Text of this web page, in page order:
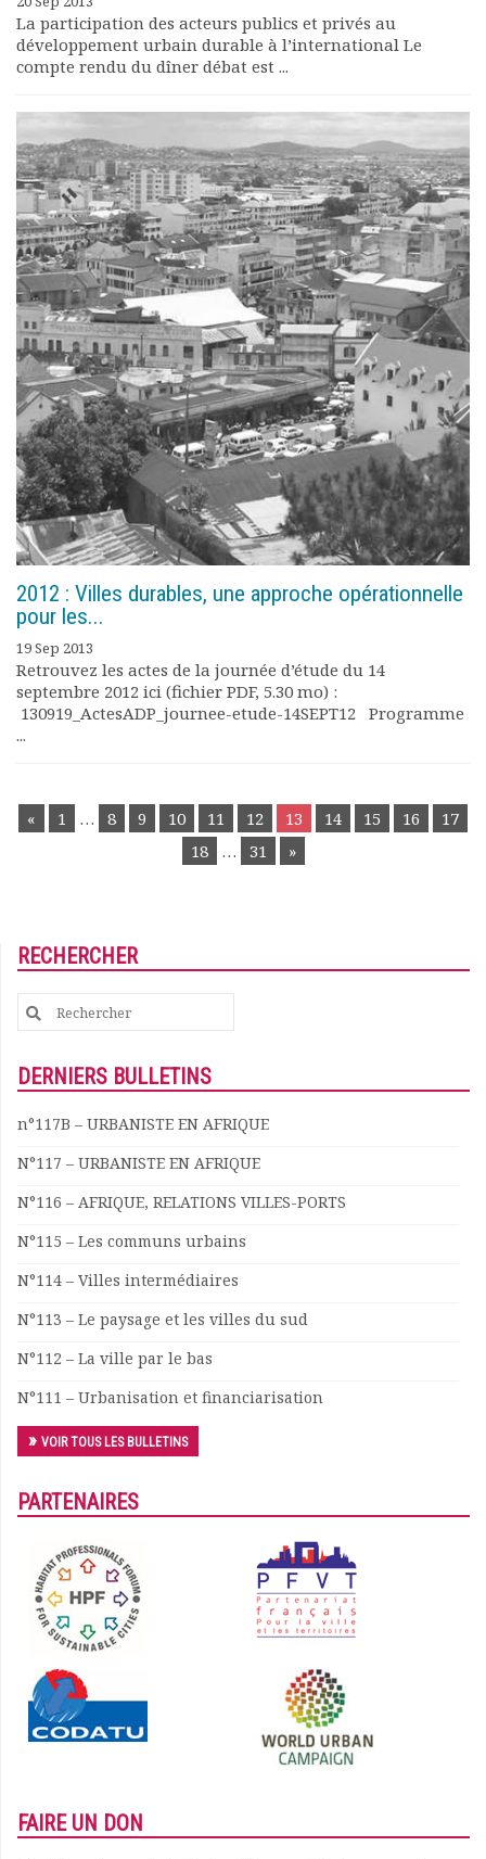
La participation des acteurs publics et privés au
développement urbain durable à l’international Le
compte rendu du dîner débat est ...
2012 : Villes durables, une approche opérationnelle
pour les...
19 Sep 2013
Retrouvez les actes de la journée d’étude du 14
septembre 2012 ici (fichier PDF, 5.30 mo) :
130919_ActesADP_journee-etude-14SEPT12 Programme
...
POSTS
NAVIGATION
« 1 … 8 9 10 11 12 13 14 15 16
17
18
… 31 »
RECHERCHER
Search
for:
DERNIERS BULLETINS
n°117B – URBANISTE EN AFRIQUE
N°117 – URBANISTE EN AFRIQUE
N°116 – AFRIQUE, RELATIONS VILLES-PORTS
N°115 – Les communs urbains
N°114 – Villes intermédiaires
N°113 – Le paysage et les villes du sud
N°112 – La ville par le bas
N°111 – Urbanisation et financiarisation
VOIR TOUS LES BULLETINS
PARTENAIRES
FAIRE UN DON